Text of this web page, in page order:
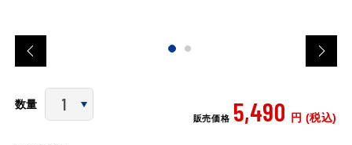
数量
販売価格 5,490 円 (税込)